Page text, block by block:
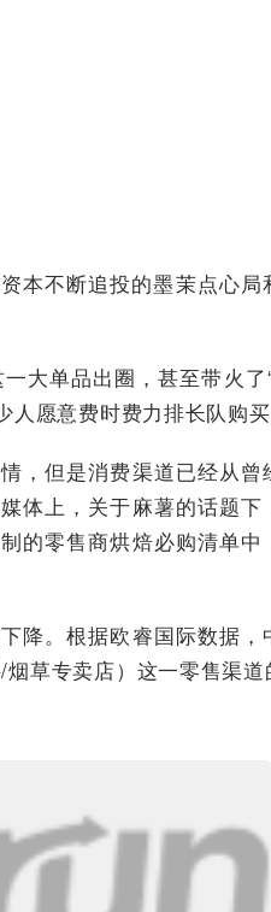
不断追投的墨茉点心局
大单品出圈，甚至带火了
愿意费时费力排长队购买
，但是消费渠道已经从曾
体上，关于麻薯的话题下
的零售商烘焙必购清单中
降。根据欧睿国际数据，
草专卖店）这一零售渠道